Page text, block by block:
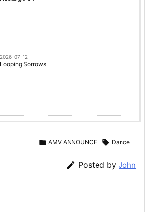
2026-07-12
Looping Sorrows
 AMV ANNOUNCE  Dance
 Posted by John